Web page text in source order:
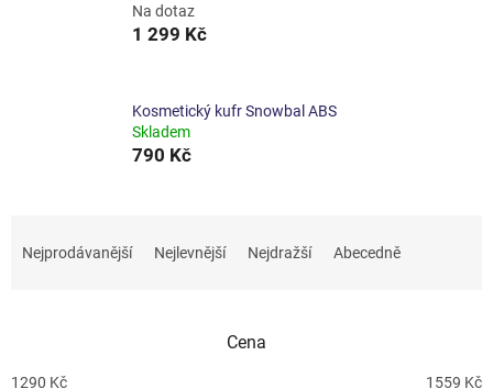
Na dotaz
1 299 Kč
Kosmetický kufr Snowbal ABS
Skladem
790 Kč
p
Nejprodávanější Nejlevnější Nejdražší Abecedně
Cena
1290 Kč 1559 Kč